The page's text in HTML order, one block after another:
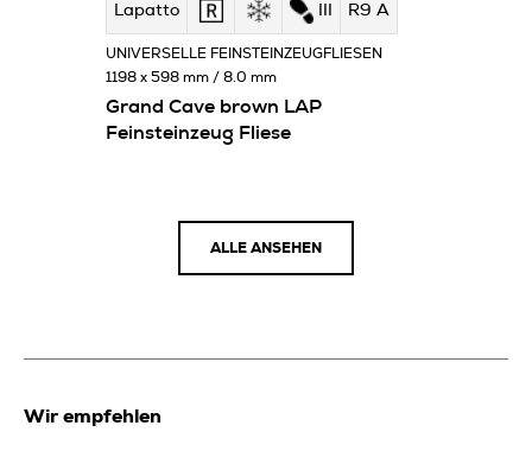
Lapatto R9 A
Grand Cave brown LAP
Feinsteinzeug Fliese
UNIVERSELLE FEINSTEINZEUGFLIESEN
1198 x 598 mm / 8.0 mm
ALLE ANSEHEN
Wir empfehlen